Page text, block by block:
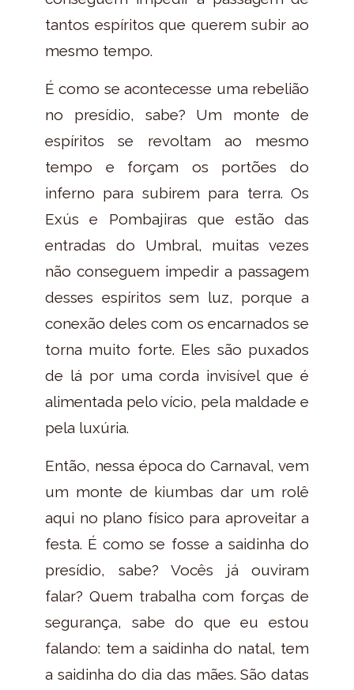
tantos espíritos que querem subir ao
mesmo tempo.
É como se acontecesse uma rebelião
no presídio, sabe? Um monte de
espíritos se revoltam ao mesmo
tempo e forçam os portões do
inferno para subirem para terra. Os
Exús e Pombajiras que estão das
entradas do Umbral, muitas vezes
não conseguem impedir a passagem
desses espíritos sem luz, porque a
conexão deles com os encarnados se
torna muito forte. Eles são puxados
de lá por uma corda invisível que é
alimentada pelo vício, pela maldade e
pela luxúria.
Então, nessa época do Carnaval, vem
um monte de kiumbas dar um rolê
aqui no plano físico para aproveitar a
festa. É como se fosse a saidinha do
presídio, sabe? Vocês já ouviram
falar? Quem trabalha com forças de
segurança, sabe do que eu estou
falando: tem a saidinha do natal, tem
a saidinha do dia das mães. São datas